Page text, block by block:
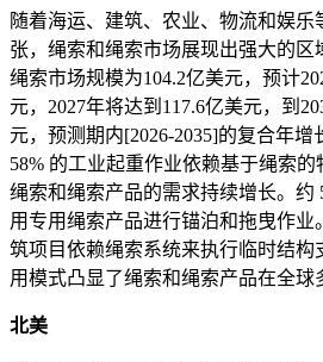
随着海运、建筑、农业、物流和娱
张，绳索和绳索市场展现出强大的区
绳索市场规模为104.2亿美元，预计
元，2027年将达到117.6亿美元，到
元，预测期内[2026-2035]的复合年增
58% 的工业起重作业依赖基于绳索
绳索和绳索产品的需求持续增长。约
用专用绳索产品进行锚泊和拖曳作业
筑项目依赖绳索系统来执行临时结构
用模式凸显了绳索和绳索产品在全球
北美